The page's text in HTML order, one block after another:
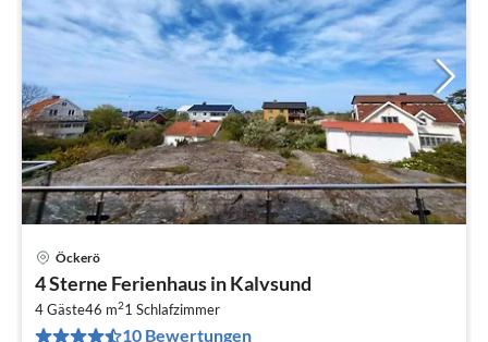
Öckerö
4 Sterne Ferienhaus in Kalvsund
4 Gäste46 m21 Schlafzimmer
10 Bewertungen